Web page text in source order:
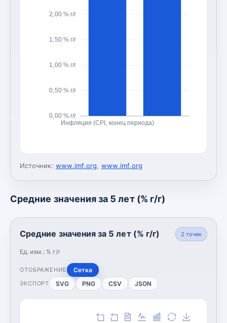
0,00 % г/г
0,50 % г/г
1,00 % г/г
1,50 % г/г
2,00 % г/г
Инфляция (CPI, конец периода)
Источник: www.imf.org, www.imf.org
Средние значения за 5 лет (% г/г)
Средние значения за 5 лет (% г/г)
Ед. изм.: % г/г
2 точек
ОТОБРАЖЕНИЕ Сетка
ЭКСПОРТ SVG PNG CSV JSON